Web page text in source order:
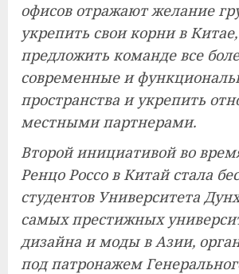
офисов отражают желание
укрепить свои корни в
предложить команде все
современные и
пространства и укрепить
местными партнерами.
Второй инициативой во
Ренцо Россо в Китай стала
студентов Университета
самых престижных
дизайна и моды в Азии,
под патронажем